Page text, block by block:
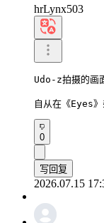
hrLynx503
Udo-z拍摄的画
自从在《Eyes》
0
写回复
2026.07.15